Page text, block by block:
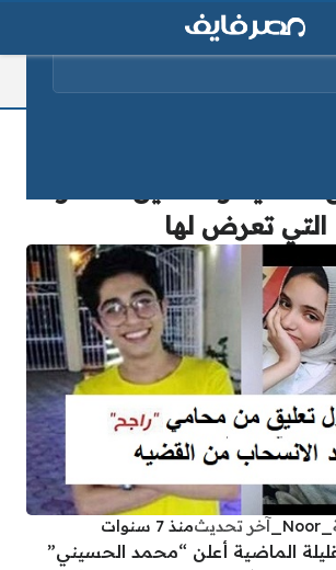
التي تعرض لها
_Noor_ آخر تحديثمنذ 7 سنوات
الماضية أعلن “محمد الحسيني”